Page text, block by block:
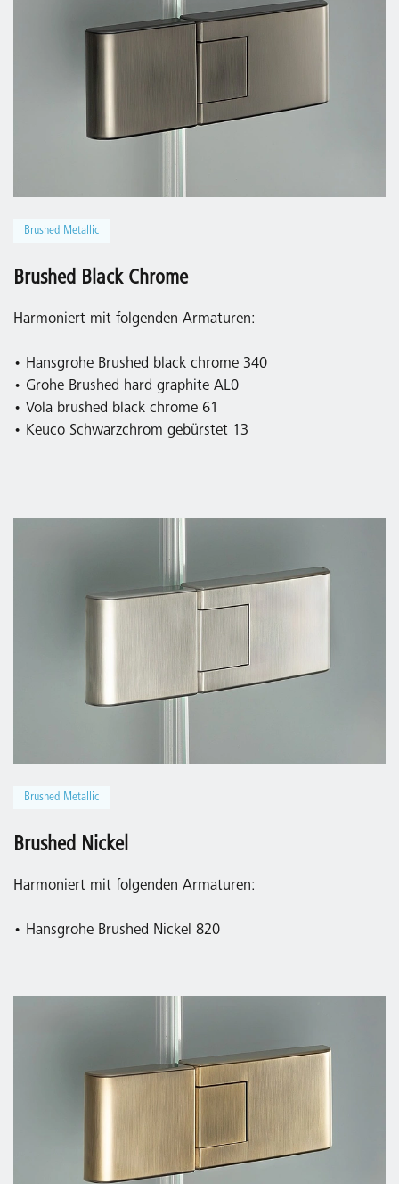
Brushed Metallic
Brushed Black Chrome
Harmoniert mit folgenden Armaturen:
• Hansgrohe Brushed black chrome 340
• Grohe Brushed hard graphite AL0
• Vola brushed black chrome 61
• Keuco Schwarzchrom gebürstet 13
Brushed Metallic
Brushed Nickel
Harmoniert mit folgenden Armaturen:
• Hansgrohe Brushed Nickel 820